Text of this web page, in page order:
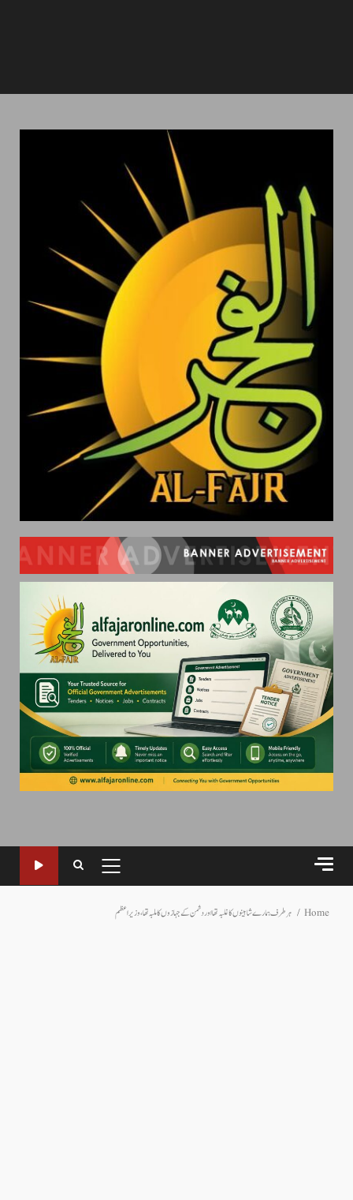
PRIMARY
MENU
Home ہر طرف ہمارے شاہینوں کا غلبہ تھا اور دشمن کے جہازوں کا ملبہ تھا، وزیراعظم